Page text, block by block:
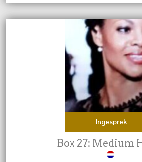
Ingesprek
Box 27: Medium